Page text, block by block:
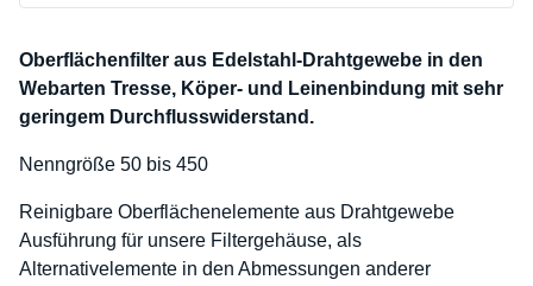
Oberflächenfilter aus Edelstahl-Drahtgewebe in den
Webarten Tresse, Köper- und Leinenbindung mit sehr
geringem Durchflusswiderstand.
Nenngröße 50 bis 450
Reinigbare Oberflächenelemente aus Drahtgewebe
Ausführung für unsere Filtergehäuse, als
Alternativelemente in den Abmessungen anderer